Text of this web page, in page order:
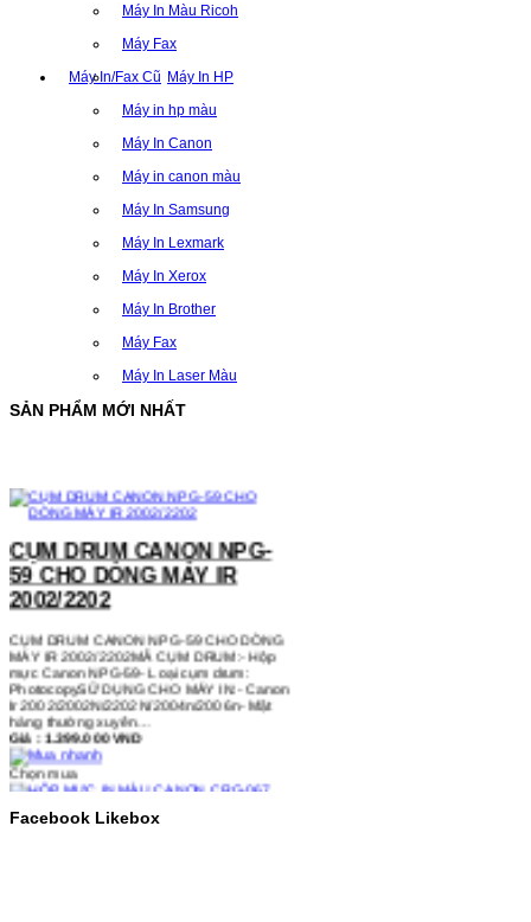
Máy In Màu Ricoh
Máy Fax
Máy In/Fax Cũ Máy In HP
Máy in hp màu
Máy In Canon
Máy in canon màu
Máy In Samsung
Máy In Lexmark
Máy In Xerox
Máy In Brother
Máy Fax
Máy In Laser Màu
SẢN PHẨM MỚI NHẤT
CỤM DRUM CANON NPG-
2002/2202
CỤM DRUM CANON NPG-59 CHO DÒNG
MÁY IR 2002/2202MÃ CỤM DRUM:- Hộp
mực Canon NPG-59- Loại cụm drum:
PhotocopySỬ DỤNG CHO MÁY IN:- Canon
Ir 2002/2002N/2202N/2004n/2006n- Mặt
hàng thường xuyên…
Giá : 1.399.000 VND
Chọn mua
CRG-067 CHO DÒNG MÁY
Facebook Likebox